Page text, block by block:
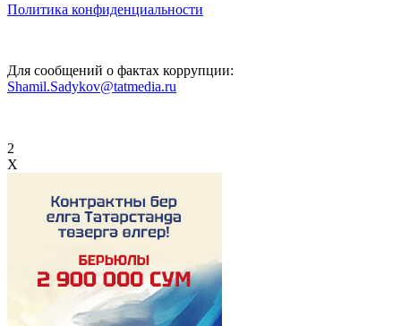
Политика конфиденциальности
Для сообщений о фактах коррупции:
Shamil.Sadykov@tatmedia.ru
2
X